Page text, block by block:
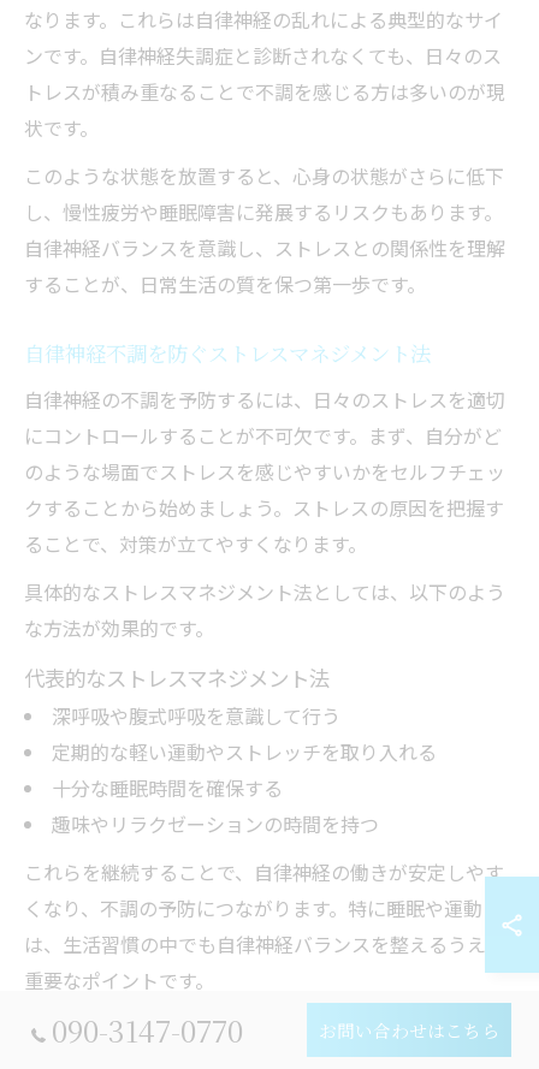
なります。これらは自律神経の乱れによる典型的なサイ
ンです。自律神経失調症と診断されなくても、日々のス
トレスが積み重なることで不調を感じる方は多いのが現
状です。
このような状態を放置すると、心身の状態がさらに低下
し、慢性疲労や睡眠障害に発展するリスクもあります。
自律神経バランスを意識し、ストレスとの関係性を理解
することが、日常生活の質を保つ第一歩です。
自律神経不調を防ぐストレスマネジメント法
自律神経の不調を予防するには、日々のストレスを適切
にコントロールすることが不可欠です。まず、自分がど
のような場面でストレスを感じやすいかをセルフチェッ
クすることから始めましょう。ストレスの原因を把握す
ることで、対策が立てやすくなります。
具体的なストレスマネジメント法としては、以下のよう
な方法が効果的です。
代表的なストレスマネジメント法
深呼吸や腹式呼吸を意識して行う
定期的な軽い運動やストレッチを取り入れる
十分な睡眠時間を確保する
趣味やリラクゼーションの時間を持つ
これらを継続することで、自律神経の働きが安定しやす
くなり、不調の予防につながります。特に睡眠や運動
は、生活習慣の中でも自律神経バランスを整えるうえで
重要なポイントです。
自律神経を整えるための心のリセット習慣
090-3147-0770 お問い合わせはこちら